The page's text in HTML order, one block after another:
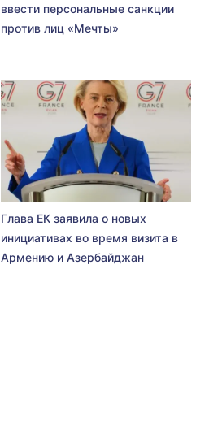
ввести персональные санкции
против лиц «Мечты»
Глава ЕК заявила о новых
инициативах во время визита в
Армению и Азербайджан